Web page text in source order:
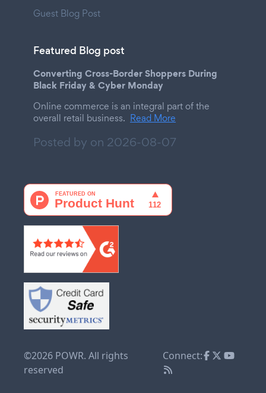
Guest Blog Post
Featured Blog post
Converting Cross-Border Shoppers During
Black Friday & Cyber Monday
Online commerce is an integral part of the
overall retail business. Read More
Posted by on 2026-08-07
©2026 POWR. All rights
reserved
Connect: